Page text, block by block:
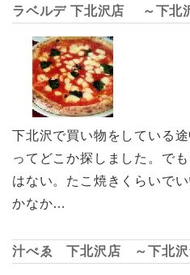
ラベルデ 下北沢店 ～下北
下北沢で買い物をしている
ってどこか探しました。で
はない。たこ焼きくらいで
かなか…
汁べゑ 下北沢店 ～下北沢